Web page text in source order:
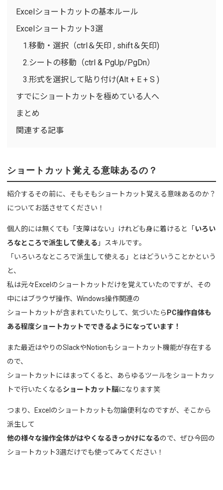
Excelショートカットの基本ルール
Excelショートカット3選
1.移動・選択（ctrl＆矢印 , shift＆矢印)
2.シートの移動（ctrl & PgUp/PgDn）
3.形式を選択して貼り付け(Alt + E + S )
すでにショートカットを極めている人へ
まとめ
関連する記事
ショートカット覚える意味あるの？
紹介するその前に、そもそもショートカット覚える意味あるのか？
についてお話させてください！
個人的には無くても「支障はない」けれども身に着けると「 いろい
ろなところで派生して使える 」スキルです。
「いろいろなところで派生して使える」とはどういうことかという
と、
私は元々Excelのショートカットだけを覚えていたのですが、その
中にはブラウザ操作、Windows操作関連の
ショートカットが含まれていたりして、気づいたら PC操作自体も
ある程度ショートカットでできるようになっています！
また最近はやりのSlackやNotionもショートカット機能が存在する
ので、
ショートカットにはまってくると、あらゆるツールをショートカッ
トで行いたくなるショートカット脳になります笑
つまり、Excelのショートカットも勿論便利なのですが、そこから
派生して
他の様々な操作全体がはやくなるきっかけになるので、ぜひ今回の
ショートカット3選だけでも使ってみてください！